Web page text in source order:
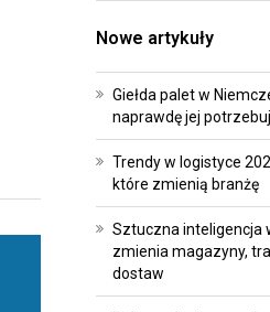
F
O
R
A
S
N
S
I
I
N
W
E
Nowe artykuły
Giełda palet w
naprawdę jej
Trendy w logistyce
które zmienią branżę
Sztuczna inteligencja
zmienia magazyny,
dostaw